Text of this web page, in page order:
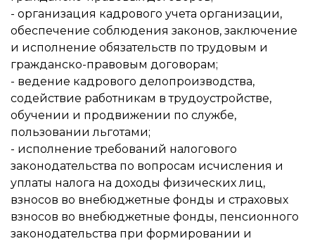
- организация кадрового учета организации,
обеспечение соблюдения законов, заключение
и исполнение обязательств по трудовым и
гражданско-правовым договорам;
- ведение кадрового делопроизводства,
содействие работникам в трудоустройстве,
обучении и продвижении по службе,
пользовании льготами;
- исполнение требований налогового
законодательства по вопросам исчисления и
уплаты налога на доходы физических лиц,
взносов во внебюджетные фонды и страховых
взносов во внебюджетные фонды, пенсионного
законодательства при формировании и